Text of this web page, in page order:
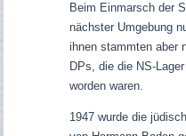
Beim Einmarsch der
nächster Umgebung
ihnen stammten aber
DPs, die die NS-
worden waren.
1947 wurde die